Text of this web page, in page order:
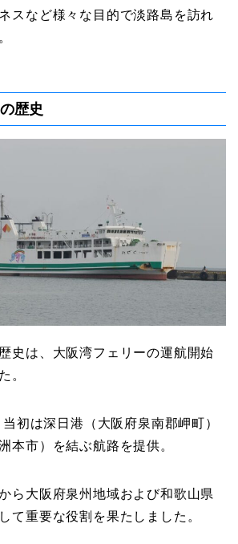
スなど様々な目的で淡路島を訪れ
歴史
史は、大阪湾フェリーの運航開始
。
初は深日港（大阪府泉南郡岬町）
本市）を結ぶ航路を提供。
ら大阪府泉州地域および和歌山県
て重要な役割を果たしました。